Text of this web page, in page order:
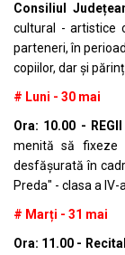
Consiliul
cultural - artistice
parteneri, în
copiilor, dar și
# Luni - 30 mai
Ora: 10.00 -
menită să fixeze
desfășurată în
Preda" - clasa a
# Marți - 31 mai
Ora: 11.00 -